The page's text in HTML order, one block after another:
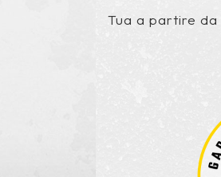
Tua a partire